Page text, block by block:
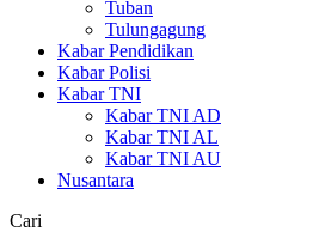
Tuban
Tulungagung
Kabar Pendidikan
Kabar Polisi
Kabar TNI
Kabar TNI AD
Kabar TNI AL
Kabar TNI AU
Nusantara
Cari